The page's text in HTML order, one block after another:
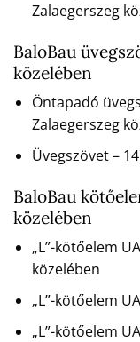
Zalaegerszeg
BaloBau
közelében
Öntapadó
Zalaegerszeg
Üvegszövet –
BaloBau
közelében
„L”-kötőelem
közelében
„L”-kötőelem
„L”-kötőelem